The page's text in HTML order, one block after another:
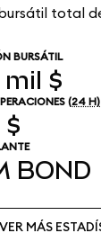
total
BURSÁTIL
mil $
(24 H)
$
BOND
VER MÁS